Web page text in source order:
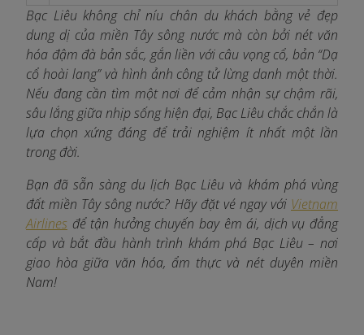
Bạc Liêu không chỉ níu chân du khách bằng vẻ đẹp
dung dị của miền Tây sông nước mà còn bởi nét văn
hóa đậm đà bản sắc, gắn liền với câu vọng cổ, bản “Dạ
cổ hoài lang” và hình ảnh công tử lừng danh một thời.
Nếu đang cần tìm một nơi để cảm nhận sự chậm rãi,
sâu lắng giữa nhịp sống hiện đại, Bạc Liêu chắc chắn là
lựa chọn xứng đáng để trải nghiệm ít nhất một lần
trong đời.
Bạn đã sẵn sàng du lịch Bạc Liêu và khám phá vùng
đất miền Tây sông nước? Hãy đặt vé ngay với Vietnam
Airlines để tận hưởng chuyến bay êm ái, dịch vụ đẳng
cấp và bắt đầu hành trình khám phá Bạc Liêu – nơi
giao hòa giữa văn hóa, ẩm thực và nét duyên miền
Nam!